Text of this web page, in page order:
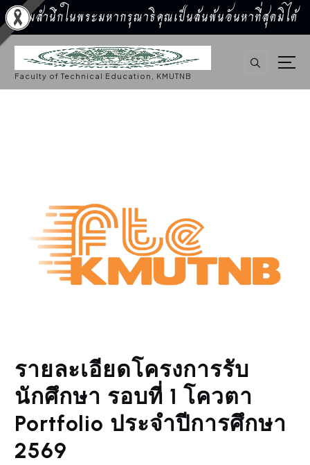
น้อมสำนึกในพระมหากรุณาธิคุณเป็นล้นพ้นอันหาที่สุดมิได้
S
k
o
Faculty of Technical Education, KMUTNB
รายละเอียดโครงการรับ
นักศึกษา รอบที่ 1 โควตา
Portfolio ประจำปีการศึกษา
2569